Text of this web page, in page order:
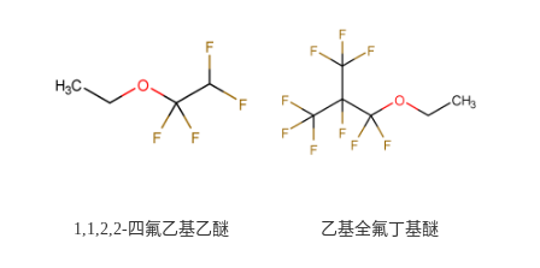
1,1,2,2-四氟乙基乙醚 乙基全氟丁基醚